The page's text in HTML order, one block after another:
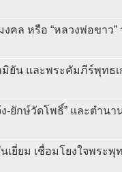
คล หรือ “หลวงพ่อขาว”
ยัน และพระคัมภีร์พุทธ
-ยักษ์วัดโพธิ์” และตำนา
เยี่ยม เชื่อมโยงใจพระพุ